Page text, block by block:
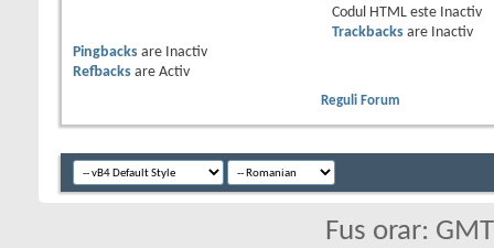
Codul HTML este
Inactiv
Trackbacksare
Inactiv
Pingbacks are
Inactiv
Refbacks are Activ
Reguli Forum
Fus orar: